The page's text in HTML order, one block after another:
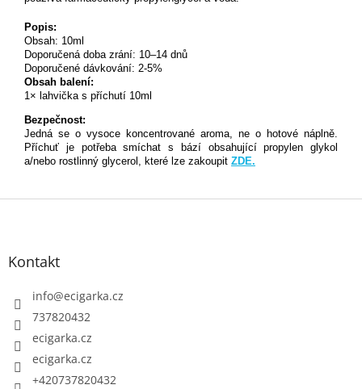
Popis:
Obsah: 10ml
Doporučená doba zrání: 10–14 dnů
Doporučené dávkování: 2-5%
Obsah balení:
1× lahvička s příchutí 10ml
Bezpečnost:
Jedná se o vysoce koncentrované aroma, ne o hotové náplně.
Příchuť je potřeba smíchat s bází obsahující propylen glykol
a/nebo rostlinný glycerol, které lze zakoupit ZDE.
Kontakt
info@ecigarka.cz
737820432
ecigarka.cz
ecigarka.cz
+420737820432